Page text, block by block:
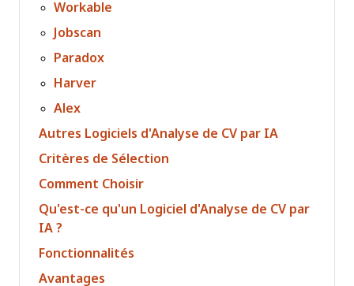
Workable
Jobscan
Paradox
Harver
Alex
Autres Logiciels d'Analyse de CV par IA
Critères de Sélection
Comment Choisir
Qu'est-ce qu'un Logiciel d'Analyse de CV par
IA ?
Fonctionnalités
Avantages